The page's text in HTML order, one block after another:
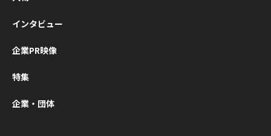
インタビュー
企業PR映像
特集
企業・団体